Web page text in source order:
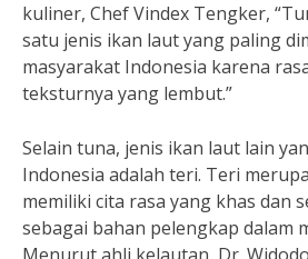
kuliner, Chef Vindex Tengker,
satu jenis ikan laut yang paling
masyarakat Indonesia karena
teksturnya yang lembut.”
Selain tuna, jenis ikan laut lain
Indonesia adalah teri. Teri
memiliki cita rasa yang khas dan
sebagai bahan pelengkap dalam